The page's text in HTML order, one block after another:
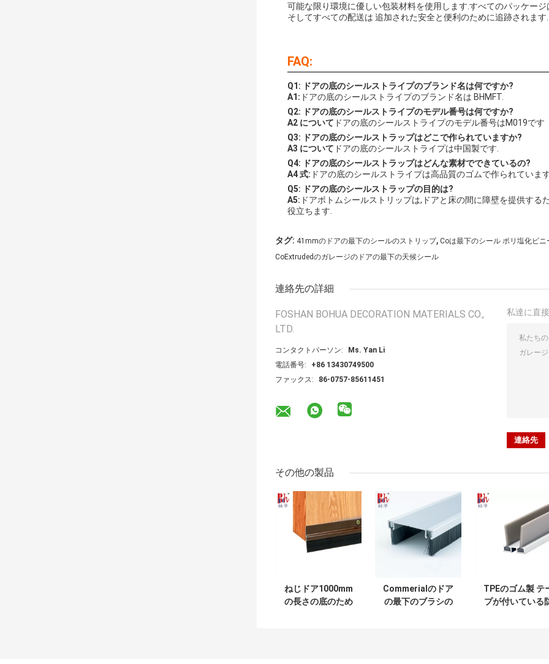
可能な限り環境に優しい包装材料を使用します.すべてのパッケー
そしてすべての配送は 追加された安全と便利のために追跡されます.
FAQ:
Q1: ドアの底のシールストライプのブランド名は何ですか?
A1: ドアの底のシールストライプのブランド名は BHMFT.
Q2: ドアの底のシールストライプのモデル番号は何ですか?
A2 について ドアの底のシールストライプのモデル番号はM019です
Q3: ドアの底のシールストラップはどこで作られていますか?
A3 について ドアの底のシールストライプは中国製です.
Q4: ドアの底のシールストラップはどんな素材でできているの?
A4 式: ドアの底のシールストライプは高品質のゴムで作られていま
Q5: ドアの底のシールストラップの目的は?
A5: ドアボトムシールストリップは,ドアと床の間に障壁を提供す
役立ちます.
タグ: 41mmのドアの最下のシールのストリップ, Coは最下のシール ポリ塩化ビ
CoExtrudedのガレージのドアの最下の天候シール
連絡先の詳細
FOSHAN BOHUA DECORATION MATERIALS CO.,
LTD.
コンタクトパーソン:
Ms. Yan Li
電話番号:
+86 13430749500
ファックス:
86-0757-85611451
私達に直
その他の製品
ねじドア1000mm
の長さの底のため
Commerialのドア
の最下のブラシの
TPEのゴム製 テ
プが付いている